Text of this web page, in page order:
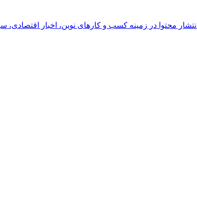
محتوا در زمینه کسب و کارهای نوین، اخبار اقتصادی،